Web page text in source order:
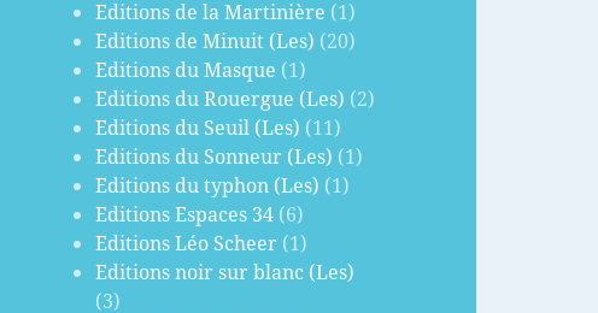
Editions de la Martinière (1)
Editions de Minuit (Les) (20)
Editions du Masque (1)
Editions du Rouergue (Les) (2)
Editions du Seuil (Les) (11)
Editions du Sonneur (Les) (1)
Editions du typhon (Les) (1)
Editions Espaces 34 (6)
Editions Léo Scheer (1)
Editions noir sur blanc (Les)
(3)